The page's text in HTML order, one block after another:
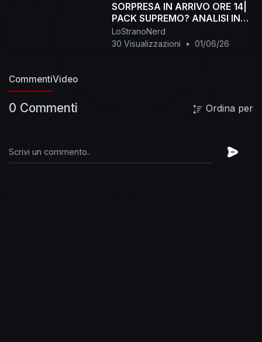
SORPRESA IN ARRIVO ORE 14|
PACK SUPREMO? ANALISI IN
LIVE!
LoStranoNerd
30 Visualizzazioni
• 01/06/26
CommentiVideo
0 Commenti Ordina per